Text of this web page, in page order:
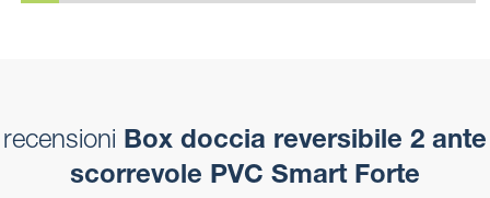
recensioni Box doccia reversibile 2 ante
scorrevole PVC Smart Forte